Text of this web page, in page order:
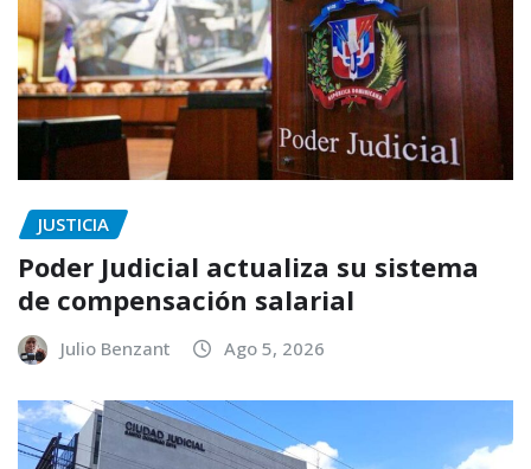
JUSTICIA
Poder Judicial actualiza su sistema
de compensación salarial
Julio Benzant Ago 5, 2026